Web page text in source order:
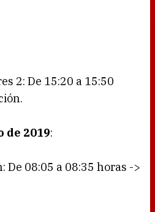
2: De 15:20 a 15:50
de 2019:
De 08:05 a 08:35 horas ->